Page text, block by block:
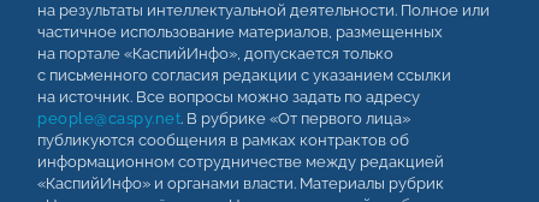
на результаты интеллектуальной деятельности. Полное или
частичное использование материалов, размещенных
на портале «КаспийИнфо», допускается только
с письменного согласия редакции с указанием ссылки
на источник. Все вопросы можно задать по адресу
people@caspy.net. В рубрике «От первого лица»
публикуются сообщения в рамках контрактов об
информационном сотрудничестве между редакцией
«КаспийИнфо» и органами власти. Материалы рубрик